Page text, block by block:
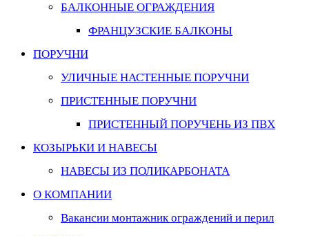
БАЛКОННЫЕ ОГРАЖДЕНИЯ
ФРАНЦУЗСКИЕ БАЛКОНЫ
ПОРУЧНИ
УЛИЧНЫЕ НАСТЕННЫЕ ПОРУЧНИ
ПРИСТЕННЫЕ ПОРУЧНИ
ПРИСТЕННЫЙ ПОРУЧЕНЬ ИЗ ПВХ
КОЗЫРЬКИ И НАВЕСЫ
НАВЕСЫ ИЗ ПОЛИКАРБОНАТА
О КОМПАНИИ
Вакансии монтажник ограждений и перил